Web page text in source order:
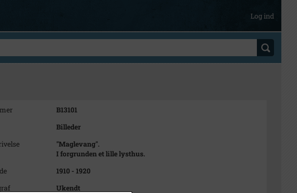
Log ind
B13101
Billeder
"Maglevang".
I forgrunden et lille lysthus.
1910 - 1920
Ukendt